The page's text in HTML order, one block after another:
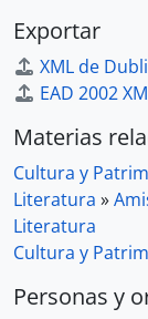
Exportar
XML de
EAD 2002
Materias
Cultura y
Literatura »
Literatura
Cultura y
Personas y